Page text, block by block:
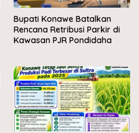
Bupati Konawe Batalkan
Rencana Retribusi Parkir di
Kawasan PJR Pondidaha